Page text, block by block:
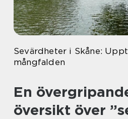
Sevärdheter i Skåne:
mångfalden
En
översikt över